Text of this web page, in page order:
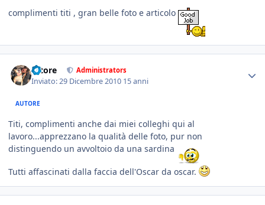
complimenti titi , gran belle foto e articolo
tatore Administrators
Inviato:29 Dicembre 2010 15 anni
AUTORE
Titi, complimenti anche dai miei colleghi qui al
lavoro...apprezzano la qualità delle foto, pur non
distinguendo un avvoltoio da una sardina
Tutti affascinati dalla faccia dell'Oscar da oscar.